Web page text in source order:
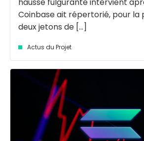
hausse fulgurante intervient
Coinbase ait répertorié, pour la
deux jetons de [...]
Actus du Projet